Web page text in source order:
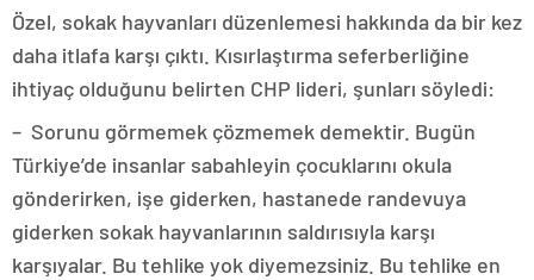
Özel, sokak hayvanları düzenlemesi hakkında da bir kez
daha itlafa karşı çıktı. Kısırlaştırma seferberliğine
ihtiyaç olduğunu belirten CHP lideri, şunları söyledi:
– Sorunu görmemek çözmemek demektir. Bugün
Türkiye’de insanlar sabahleyin çocuklarını okula
gönderirken, işe giderken, hastanede randevuya
giderken sokak hayvanlarının saldırısıyla karşı
karşıyalar. Bu tehlike yok diyemezsiniz. Bu tehlike en